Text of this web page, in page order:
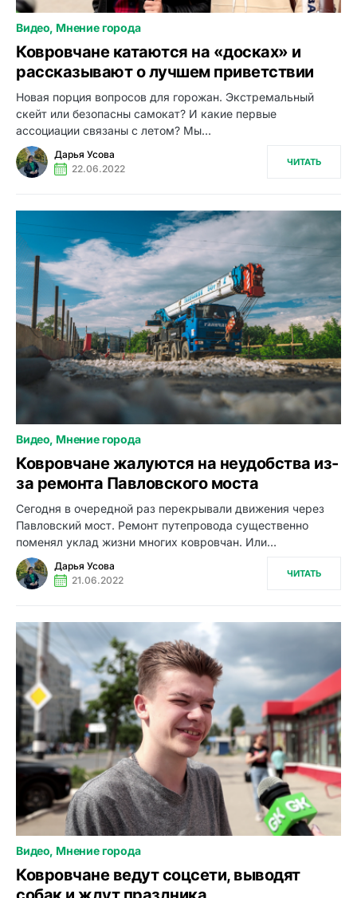
Видео Мнение города
Ковровчане катаются на «досках» и
рассказывают о лучшем приветствии
Новая порция вопросов для горожан. Экстремальный
скейт или безопасны самокат? И какие первые
ассоциации связаны с летом? Мы…
Дарья Усова
22.06.2022
ЧИТАТЬ
Видео Мнение города
Ковровчане жалуются на неудобства из-
за ремонта Павловского моста
Сегодня в очередной раз перекрывали движения через
Павловский мост. Ремонт путепровода существенно
поменял уклад жизни многих ковровчан. Или…
Дарья Усова
21.06.2022
ЧИТАТЬ
Видео Мнение города
Ковровчане ведут соцсети, выводят